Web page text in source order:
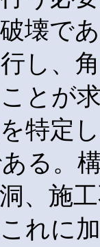
壊で
し、
とが
特定
る。
、施
れに